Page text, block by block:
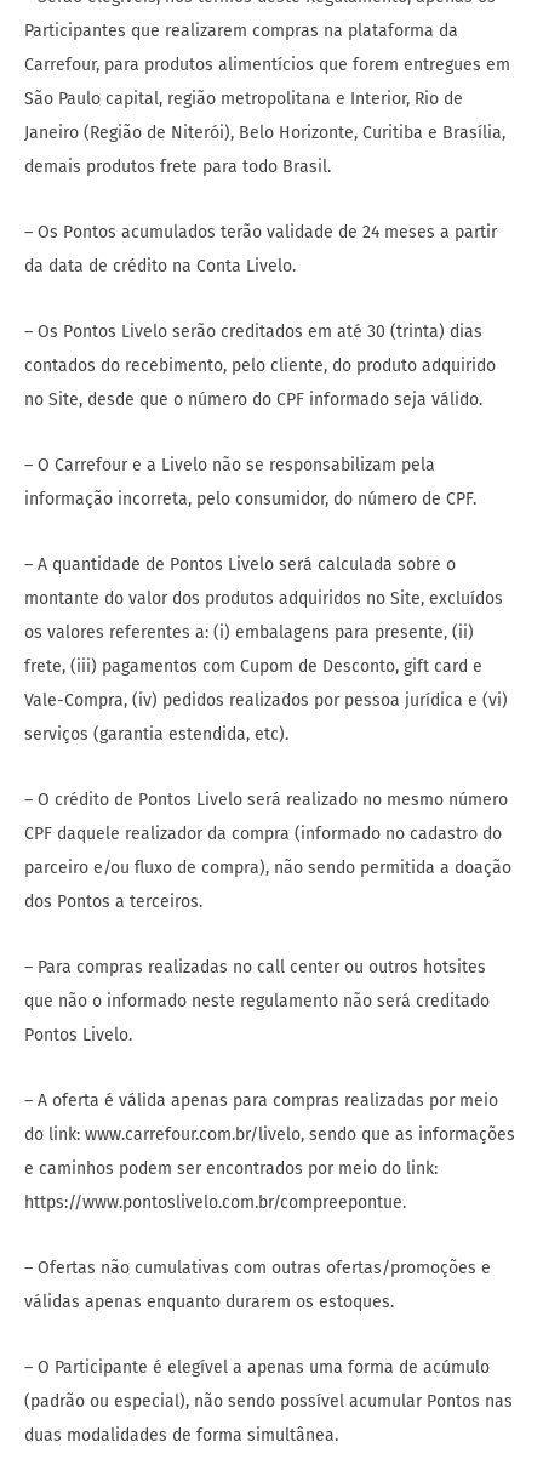
Participantes que realizarem compras na plataforma da
Carrefour, para produtos alimentícios que forem entregues em
São Paulo capital, região metropolitana e Interior, Rio de
Janeiro (Região de Niterói), Belo Horizonte, Curitiba e Brasília,
demais produtos frete para todo Brasil.
– Os Pontos acumulados terão validade de 24 meses a partir
da data de crédito na Conta Livelo.
– Os Pontos Livelo serão creditados em até 30 (trinta) dias
contados do recebimento, pelo cliente, do produto adquirido
no Site, desde que o número do CPF informado seja válido.
– O Carrefour e a Livelo não se responsabilizam pela
informação incorreta, pelo consumidor, do número de CPF.
– A quantidade de Pontos Livelo será calculada sobre o
montante do valor dos produtos adquiridos no Site, excluídos
os valores referentes a: (i) embalagens para presente, (ii)
frete, (iii) pagamentos com Cupom de Desconto, gift card e
Vale-Compra, (iv) pedidos realizados por pessoa jurídica e (vi)
serviços (garantia estendida, etc).
– O crédito de Pontos Livelo será realizado no mesmo número
CPF daquele realizador da compra (informado no cadastro do
parceiro e/ou fluxo de compra), não sendo permitida a doação
dos Pontos a terceiros.
– Para compras realizadas no call center ou outros hotsites
que não o informado neste regulamento não será creditado
Pontos Livelo.
– A oferta é válida apenas para compras realizadas por meio
do link: www.carrefour.com.br/livelo, sendo que as informações
e caminhos podem ser encontrados por meio do link:
https://www.pontoslivelo.com.br/compreepontue.
– Ofertas não cumulativas com outras ofertas/promoções e
válidas apenas enquanto durarem os estoques.
– O Participante é elegível a apenas uma forma de acúmulo
(padrão ou especial), não sendo possível acumular Pontos nas
duas modalidades de forma simultânea.